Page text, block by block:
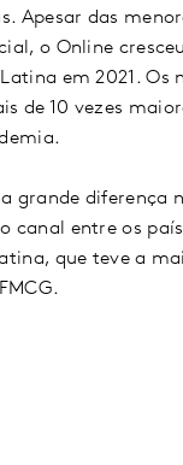
Apesar das
o Online
em 2021. Os
de 10 vezes
grande diferença
canal entre os
que teve a